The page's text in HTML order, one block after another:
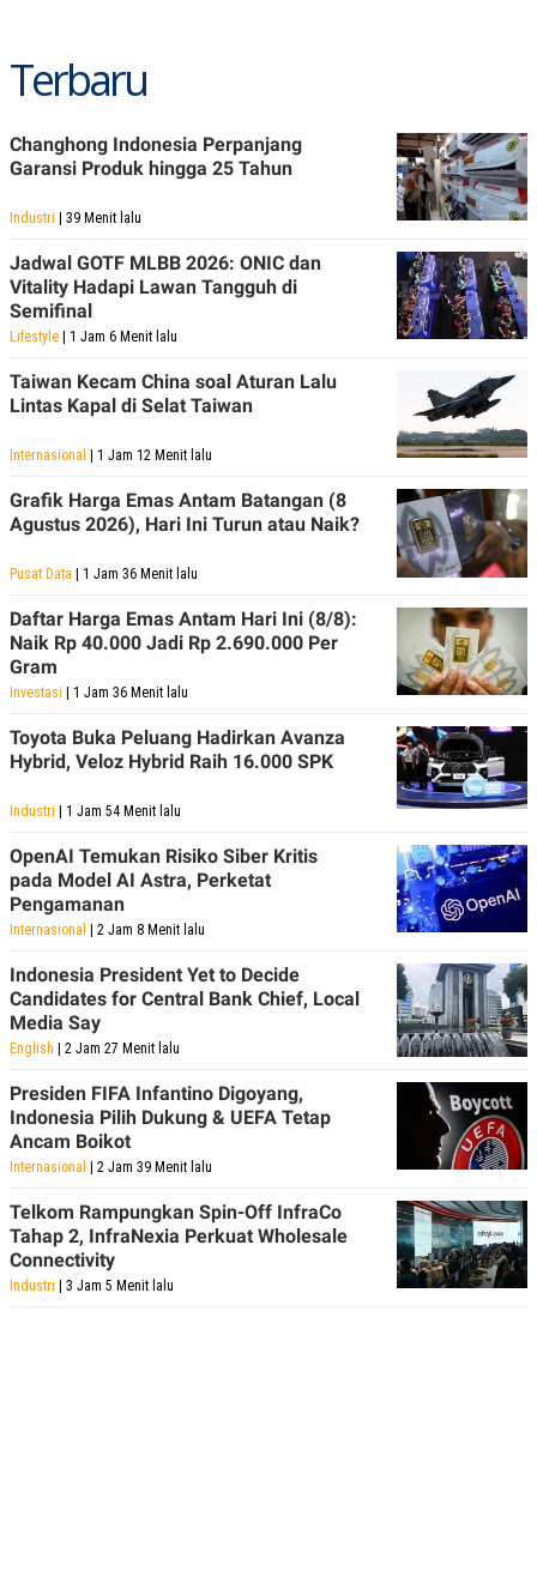
Terbaru
Changhong Indonesia Perpanjang
Garansi Produk hingga 25 Tahun
Industri | 39 Menit lalu
Jadwal GOTF MLBB 2026: ONIC dan
Vitality Hadapi Lawan Tangguh di
Semifinal
Lifestyle | 1 Jam 6 Menit lalu
Taiwan Kecam China soal Aturan Lalu
Lintas Kapal di Selat Taiwan
Internasional | 1 Jam 12 Menit lalu
Grafik Harga Emas Antam Batangan (8
Agustus 2026), Hari Ini Turun atau Naik?
Pusat Data | 1 Jam 36 Menit lalu
Daftar Harga Emas Antam Hari Ini (8/8):
Naik Rp 40.000 Jadi Rp 2.690.000 Per
Gram
Investasi | 1 Jam 36 Menit lalu
Toyota Buka Peluang Hadirkan Avanza
Hybrid, Veloz Hybrid Raih 16.000 SPK
Industri | 1 Jam 54 Menit lalu
OpenAI Temukan Risiko Siber Kritis
pada Model AI Astra, Perketat
Pengamanan
Internasional | 2 Jam 8 Menit lalu
Indonesia President Yet to Decide
Candidates for Central Bank Chief, Local
Media Say
English | 2 Jam 27 Menit lalu
Presiden FIFA Infantino Digoyang,
Indonesia Pilih Dukung & UEFA Tetap
Ancam Boikot
Internasional | 2 Jam 39 Menit lalu
Telkom Rampungkan Spin-Off InfraCo
Tahap 2, InfraNexia Perkuat Wholesale
Connectivity
Industri | 3 Jam 5 Menit lalu